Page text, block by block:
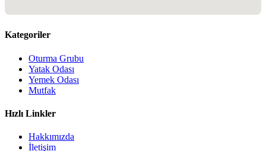
Kategoriler
Oturma Grubu
Yatak Odası
Yemek Odası
Mutfak
Hızlı Linkler
Hakkımızda
İletişim